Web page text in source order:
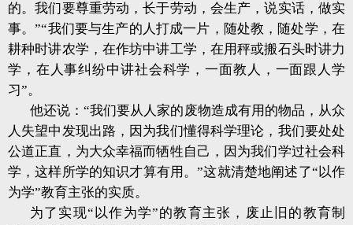
的。我们要尊重劳动，长于劳动，会生产，说实话，做实
事。”“我们要与生产的人打成一片，随处教，随处学，在
耕种时讲农学，在作坊中讲工学，在用秤或搬石头时讲力
学，在人事纠纷中讲社会科学，一面教人，一面跟人学
习”。
他还说：“我们要从人家的废物造成有用的物品，从众
人失望中发现出路，因为我们懂得科学理论，我们要处处
公道正直，为大众幸福而牺牲自己，因为我们学过社会科
学，这样所学的知识才算有用。”这就清楚地阐述了“以作
为学”教育主张的实质。
为了实现“以作为学”的教育主张，废止旧的教育制